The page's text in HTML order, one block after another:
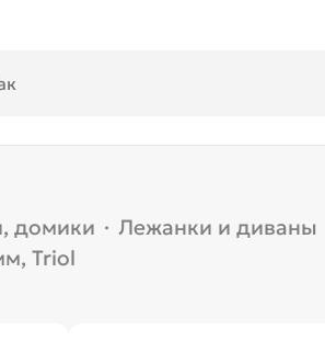
домики · Лежанки и диваны
Triol